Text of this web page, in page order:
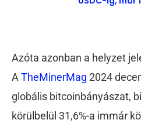
Azóta azonban a helyzet
A TheMinerMag 2024
globális bitcoinbányászat,
körülbelül 31,6%-a immár